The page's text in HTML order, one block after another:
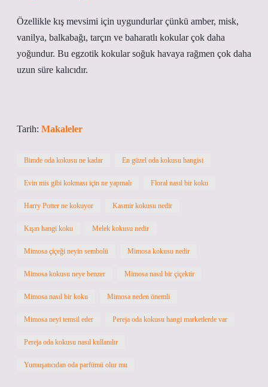
Özellikle kış mevsimi için uygundurlar çünkü amber, misk,
vanilya, balkabağı, tarçın ve baharatlı kokular çok daha
yoğundur. Bu egzotik kokular soğuk havaya rağmen çok daha
uzun süre kalıcıdır.
Tarih: Makaleler
Bimde oda kokusu ne kadar En güzel oda kokusu hangisi
Evin mis gibi kokması için ne yapmalı Floral nasıl bir koku
Harry Potter ne kokuyor Kasmir kokusu nedir
Kışın hangi koku Melek kokusu nedir
Mimosa çiçeği neyin sembolü Mimosa kokusu nedir
Mimosa kokusu neye benzer Mimosa nasıl bir çiçektir
Mimosa nasıl bir koku Mimosa neden önemli
Mimosa neyi temsil eder Pereja oda kokusu hangi marketlerde var
Pereja oda kokusu nasıl kullanılır
Yumuşatıcıdan oda parfümü olur mu